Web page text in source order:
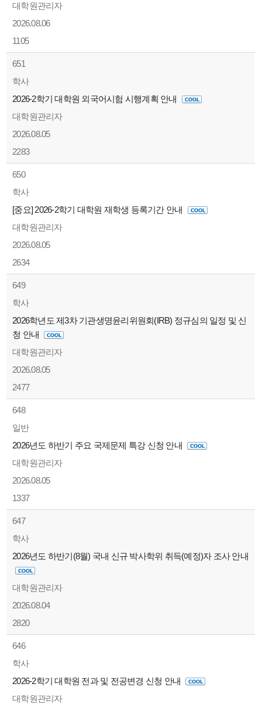
대학원관리자
2026.08.06
1105
651
학사
2026-2학기 대학원 외국어시험 시행계획 안내
대학원관리자
2026.08.05
2283
650
학사
[중요] 2026-2학기 대학원 재학생 등록기간 안내
대학원관리자
2026.08.05
2634
649
학사
2026학년도 제3차 기관생명윤리위원회(IRB) 정규심의 일정 및 신
청 안내
대학원관리자
2026.08.05
2477
648
일반
2026년도 하반기 주요 국제문제 특강 신청 안내
대학원관리자
2026.08.05
1337
647
학사
2026년도 하반기(8월) 국내 신규 박사학위 취득(예정)자 조사 안내
대학원관리자
2026.08.04
2820
646
학사
2026-2학기 대학원 전과 및 전공변경 신청 안내
대학원관리자